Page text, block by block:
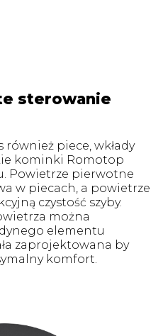
sterowanie
również piece, wkłady
kominki Romotop
Powietrze pierwotne
w piecach, a powietrze
czystość szyby.
można
elementu
zaprojektowana by
komfort.